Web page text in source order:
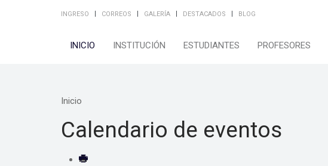
INGRESO CORREOS GALERÍA DESTACADOS BLOG
INICIO INSTITUCIÓN ESTUDIANTES PROFESORES
Inicio
Calendario de eventos